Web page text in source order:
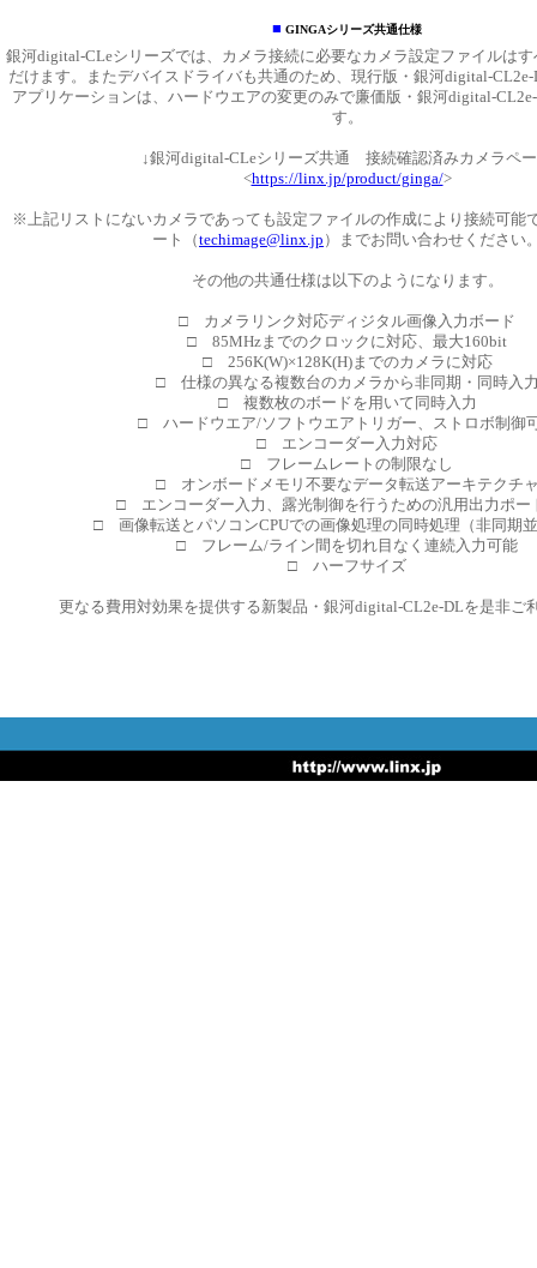
■ GINGAシリーズ共通仕様
銀河digital-CLeシリーズでは、カメラ接続に必要なカメラ設定ファイルは
だけます。またデバイスドライバも共通のため、現行版・銀河digital-
アプリケーションは、ハードウエアの変更のみで廉価版・銀河digital-
す。
↓銀河digital-CLeシリーズ共通 接続確認済みカメラペ
<https://linx.jp/product/ginga/>
※上記リストにないカメラであっても設定ファイルの作成により接続可能
ート（techimage@linx.jp ）までお問い合わせください
その他の共通仕様は以下のようになります。
□ カメラリンク対応ディジタル画像入力ボード
□ 85MHzまでのクロックに対応、最大160bit
□ 256K(W)×128K(H)までのカメラに対応
□ 仕様の異なる複数台のカメラから非同期・同時入
□ 複数枚のボードを用いて同時入力
□ ハードウエア/ソフトウエアトリガー、ストロボ制御
□ エンコーダー入力対応
□ フレームレートの制限なし
□ オンボードメモリ不要なデータ転送アーキテクチ
□ エンコーダー入力、露光制御を行うための汎用出力ポー
□ 画像転送とパソコンCPUでの画像処理の同時処理（非同期
□ フレーム/ライン間を切れ目なく連続入力可能
□ ハーフサイズ
更なる費用対効果を提供する新製品・銀河digital-CL2e-DLを是非ご